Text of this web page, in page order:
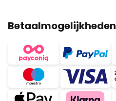
Betaalmogelijkheden